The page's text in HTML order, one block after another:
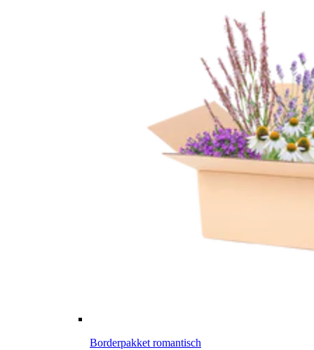
Borderpakket romantisch